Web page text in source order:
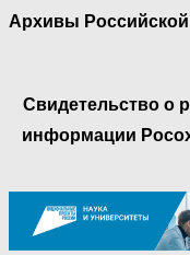
Архивы Российской
Свидетельство о
информации